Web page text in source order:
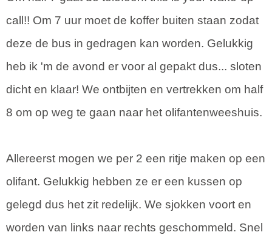
call!! Om 7 uur moet de koffer buiten staan zodat
deze de bus in gedragen kan worden. Gelukkig
heb ik 'm de avond er voor al gepakt dus... sloten
dicht en klaar! We ontbijten en vertrekken om half
8 om op weg te gaan naar het olifantenweeshuis.
Allereerst mogen we per 2 een ritje maken op een
olifant. Gelukkig hebben ze er een kussen op
gelegd dus het zit redelijk. We sjokken voort en
worden van links naar rechts geschommeld. Snel